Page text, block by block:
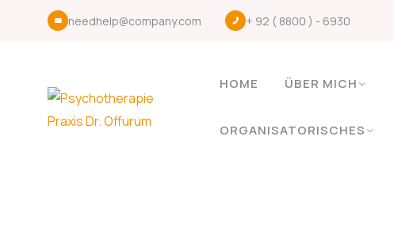
needhelp@company.com + 92 ( 8800 ) - 6930
HOME ÜBER MICH
ORGANISATORISCHES